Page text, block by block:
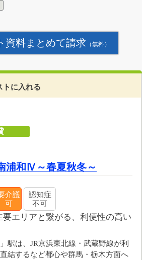
資料まとめて請求 （無料）
に入れる
浦和Ⅳ～春夏秋冬～
介護
可
認知症
不可
要エリアと繋がる、利便性の高い
駅は、JR京浜東北線・武蔵野線が利
結するなど都心や群馬・栃木方面へ